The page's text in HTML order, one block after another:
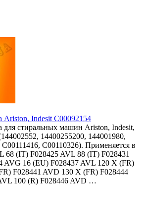
Indesit C00092154
для стиральных машин Ariston, Indesit,
14400255200, 144001980,
C00110326). Применяется в
68 (IT) F028425 AVL 88 (IT) F028431
AVG 16 (EU) F028437 AVL 120 X (FR)
F028441 AVD 130 X (FR) F028444
100 (R) F028446 AVD …